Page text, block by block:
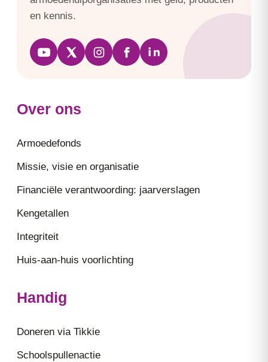
en kennis.
Over ons
Armoedefonds
Missie, visie en organisatie
Financiële verantwoording: jaarverslagen
Kengetallen
Integriteit
Huis-aan-huis voorlichting
Handig
Doneren via Tikkie
Schoolspullenactie